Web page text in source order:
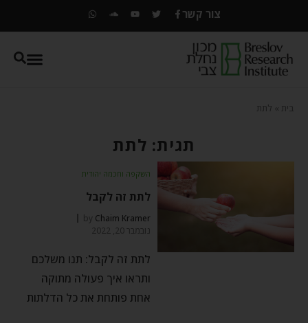
צור קשר
בית לתת
תגית: לתת
השקפה וחכמה יהודית
לתת זה לקבל
by Chaim Kramer
נובמבר 20, 2022
לתת זה לקבל: תנו משלכם
ותראו איך פעולה מתוקה
אחת פותחת את כל הדלתות